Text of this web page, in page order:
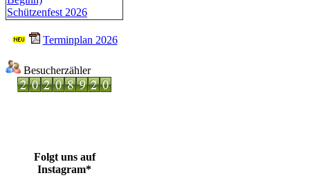
Schützenfest 2026
Terminplan 2026
Besucherzähler
Folgt uns auf
Instagram*